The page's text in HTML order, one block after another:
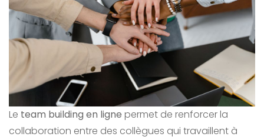
Le team building en ligne permet de renforcer la
collaboration entre des collègues qui travaillent à